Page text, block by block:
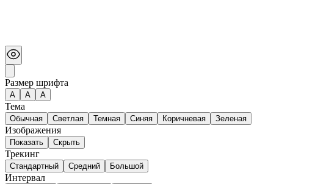
Размер шрифта
А A A
Тема
Обычная Светлая Темная Синяя Коричневая Зеленая
Изображения
Показать Скрыть
Трекинг
Стандартный Средний Большой
Интервал